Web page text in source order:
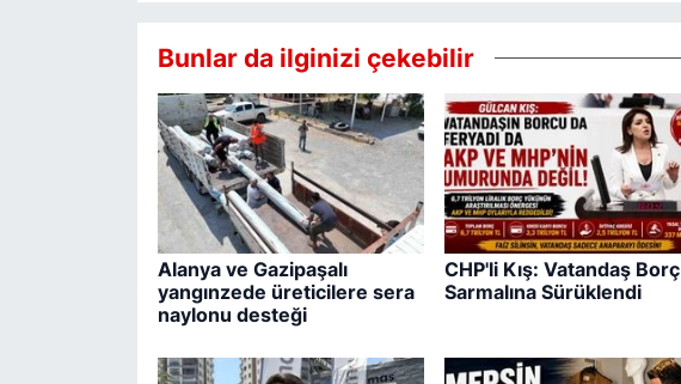
Bunlar da ilginizi çekebilir
Alanya ve Gazipaşalı
yangınzede üreticilere sera
naylonu desteği
CHP'li Kış: Vatandaş Borç
Sarmalına Sürüklendi